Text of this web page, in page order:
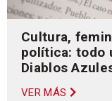
Cultura,
política: todo
Diablos
VER MÁS